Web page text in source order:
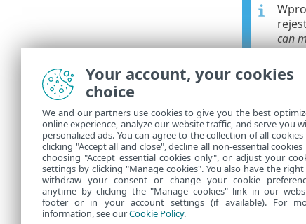
can
W
Your account, your cookies
choice
We and our partners use cookies to give you the best
online experience, analyze our website traffic, and serve you
personalized ads. You can agree to the collection of all cookies
clicking "Accept all and close", decline all non-essential cookies
choosing "Accept essential cookies only", or adjust your
settings by clicking "Manage cookies". You also have the
withdraw your consent or change your cookie
anytime by clicking the "Manage cookies" link in our
footer or in your account settings (if available). For
information, see ourCookie Policy.